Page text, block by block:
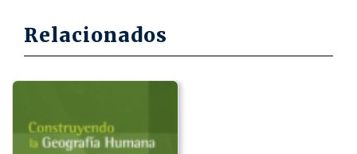
Relacionados